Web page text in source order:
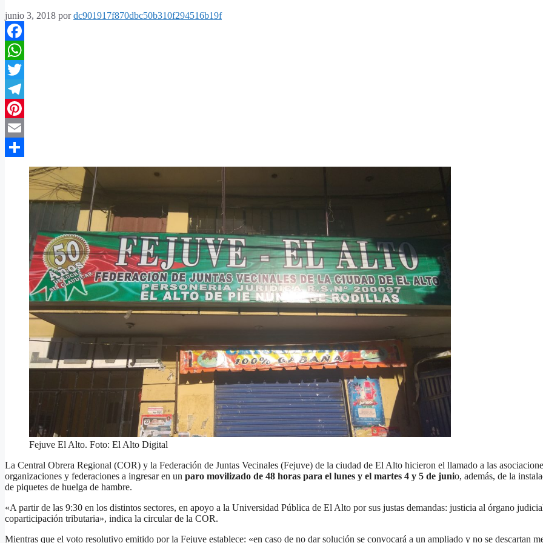
junio 3, 2018 pordc901917f870dbc50b310f294516b19f
Facebook
WhatsApp
Twitter
Telegram
Pinterest
Email
Compartir
Fejuve El Alto. Foto: El Alto Digital
La Central Obrera Regional (COR) y la Federación de Juntas Vecinales (Fejuve) de la ciudad de El Alto hicieron el llamado a las
organizaciones y federaciones a ingresar en un paro movilizado de 48 horas para el lunes y el martes 4 y 5 de junio, además, de la
de piquetes de huelga de hambre.
«A partir de las 9:30 en los distintos sectores, en apoyo a la Universidad Pública de El Alto por sus justas demandas: justicia al órgano
coparticipación tributaria», indica la circular de la COR.
Mientras que el voto resolutivo emitido por la Fejuve establece: «en caso de no dar solución se convocará a un ampliado y no se descartan